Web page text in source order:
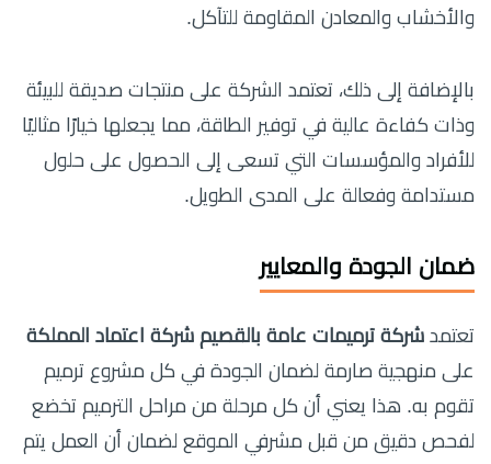
والأخشاب والمعادن المقاومة للتآكل.
بالإضافة إلى ذلك، تعتمد الشركة على منتجات صديقة للبيئة
وذات كفاءة عالية في توفير الطاقة، مما يجعلها خيارًا مثاليًا
للأفراد والمؤسسات التي تسعى إلى الحصول على حلول
مستدامة وفعالة على المدى الطويل.
ضمان الجودة والمعايير
تعتمد شركة ترميمات عامة بالقصيم شركة اعتماد المملكة
على منهجية صارمة لضمان الجودة في كل مشروع ترميم
تقوم به. هذا يعني أن كل مرحلة من مراحل الترميم تخضع
لفحص دقيق من قبل مشرفي الموقع لضمان أن العمل يتم